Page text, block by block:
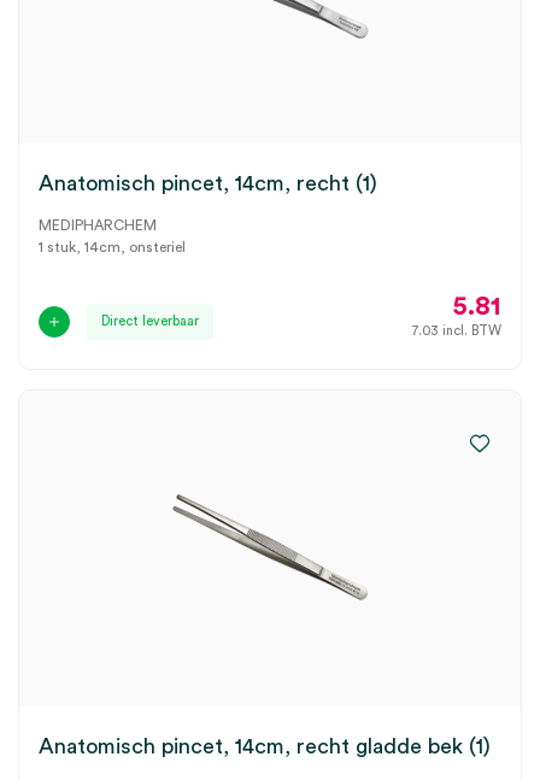
Anatomisch pincet, 14cm, recht (1)
MEDIPHARCHEM
1 stuk, 14cm, onsteriel
Direct leverbaar
5.81
7.03 incl. BTW
Anatomisch pincet, 14cm, recht gladde bek (1)